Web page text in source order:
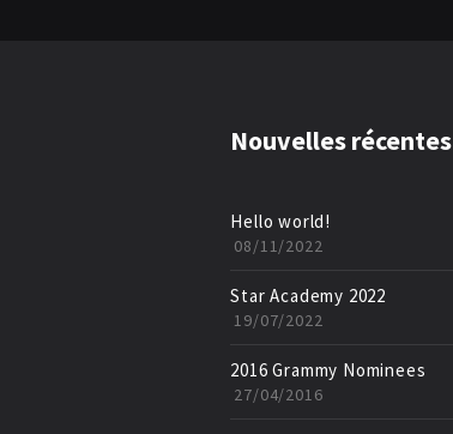
Nouvelles récentes
Hello world!
08/11/2022
Star Academy 2022
19/07/2022
2016 Grammy Nominees
27/04/2016